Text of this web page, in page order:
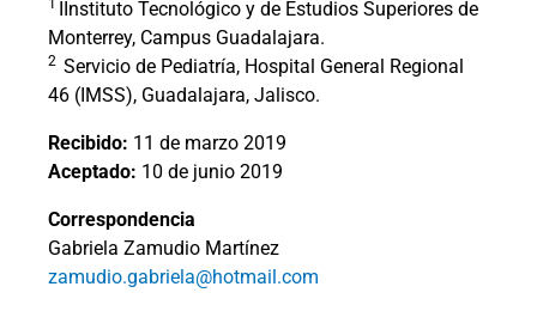
1
IInstituto Tecnológico y de Estudios Superiores de
Monterrey, Campus Guadalajara.
2 Servicio de Pediatría, Hospital General Regional
46 (IMSS), Guadalajara, Jalisco.
Recibido: 11 de marzo 2019
Aceptado: 10 de junio 2019
Correspondencia
Gabriela Zamudio Martínez
zamudio.gabriela@hotmail.com